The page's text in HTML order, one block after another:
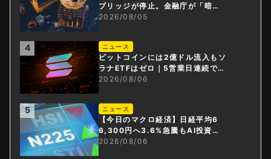
ブリッジが停止。金融庁が「暗号
資産・ステーブルコイン課」新設
2026/08/05
4 ニュース
ビットコインには2億ドル流入もソ
ラナETFはゼロ｜5営業日連続で停
止
2026/08/06
5 ニュース
【今日のマクロ経済】日経平均6
6,300円へ3.6%急騰もAI投資回
収懸念が再燃
2026/08/06